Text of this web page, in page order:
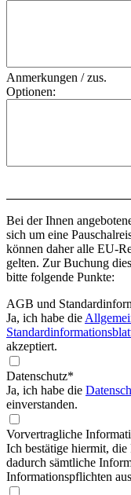
Anmerkungen / zus.
Optionen:
Bei der Ihnen
sich um eine
können daher alle EU-
gelten. Zur Buchung
bitte folgende Punkte:
AGB und
Ja, ich habe die
akzeptiert.
Datenschutz*
Ja, ich habe die
einverstanden.
Vorvertragliche
Ich bestätige hiermit, die
dadurch sämtliche
Informationspflichten